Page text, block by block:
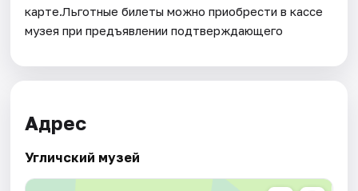
карте.Льготные билеты можно приобрести в кассе
музея при предъявлении подтверждающего
Адрес
Угличский музей